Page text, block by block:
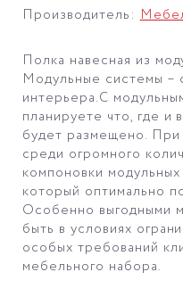
Производитель:
Полка навесная из
Модульные системы –
интерьера.С
планируете что, где и
будет размещено.
среди огромного
компоновки
который оптимально
Особенно выгодными
быть в условиях
особых требований
мебельного набора.